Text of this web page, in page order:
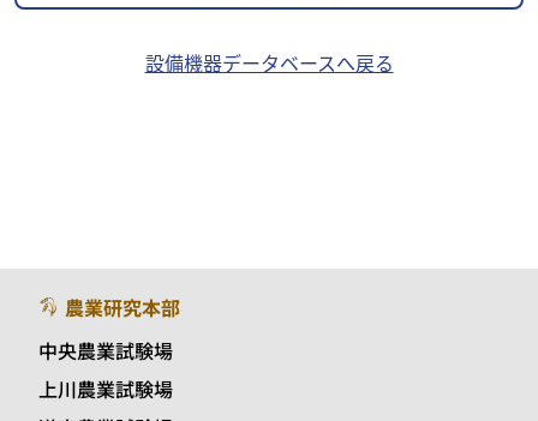
設備機器データベースへ戻る
農業研究本部
中央農業試験場
上川農業試験場